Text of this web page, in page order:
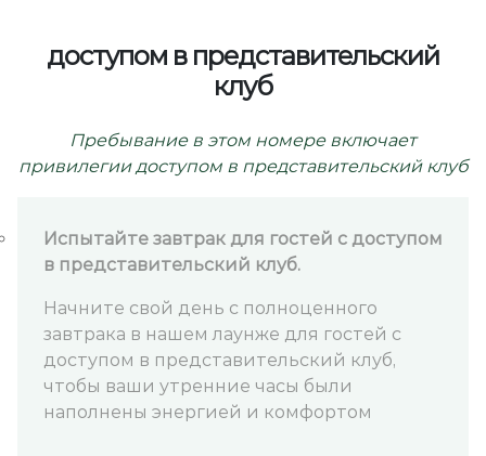
доступом в представительский
клуб
Пребывание в этом номере включает
привилегии доступом в представительский клуб
Испытайте завтрак для гостей с доступом
в представительский клуб.
Начните свой день с полноценного
завтрака в нашем лаунже для гостей с
доступом в представительский клуб,
чтобы ваши утренние часы были
наполнены энергией и комфортом